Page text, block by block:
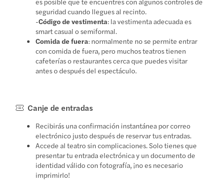
seguridad cuando llegues al recinto.
-Código de vestimenta: la vestimenta adecuada es
smart casual o semiformal.
Comida de fuera: normalmente no se permite entrar
con comida de fuera, pero muchos teatros tienen
cafeterías o restaurantes cerca que puedes visitar
antes o después del espectáculo.
Canje de entradas
Recibirás una confirmación instantánea por correo
electrónico justo después de reservar tus entradas.
Accede al teatro sin complicaciones. Solo tienes que
presentar tu entrada electrónica y un documento de
identidad válido con fotografía, ¡no es necesario
imprimirlo!